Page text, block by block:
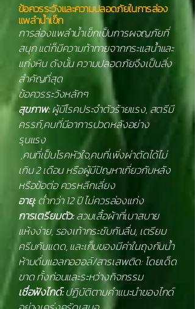
ข้อควรระวังและความปลอดภัยในการล่อง
แพลำน้ำเข็ก
การล่องแพลำน้ำเข็กเป็นการผจญภัยที่
สนุก แต่ก็มีความท้าทายจากกระแสน้ำและ
แก่งหิน ดังนั้น ความปลอดภัยจึงเป็นสิ่ง
สำคัญที่สุด
ข้อควรระวังหลักๆ
สุขภาพ:ผู้มีโรคประจำตัวร้ายแรง, สตรีมี
ครรภ์,คนที่มีอาการปวดหลังอย่าง
รุนแรง
,คนที่เป็นโรคหัวใจ,คนที่เพิ่งผ่าตัดได้ไม่
เกิน 2 เดือนหรือผู้มีปัญหาเกี่ยวกับหลัง
หรือข้อต่อ ควรหลีกเลี่ยง
อายุ:ต่ำกว่า 12 ปี ไม่ควรล่องแก่ง
การเตรียมตัว:สวมเสื้อผ้าที่เบาสบาย
แห้งง่าย, รองเท้ากระชับกันลื่น, เตรียม
ครีมกันแดด, และเก็บของมีค่าในถุงกันน้ำ
ห้ามดื่มแอลกอฮอล์/สารเสพติด: โดยเด็ด
ขาด ทั้งก่อนและระหว่างกิจกรรม
เชื่อฟังไกด์:ปฏิบัติตามคำแนะนำของไกด์